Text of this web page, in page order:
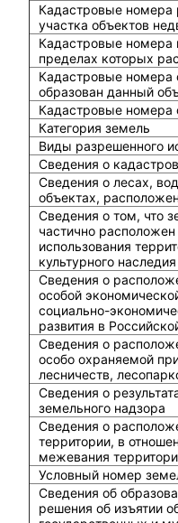
Кадастровые номера
участка объектов
Кадастровые номера
пределах которых
Кадастровые номера
образован данный
Кадастровые номера
Категория земель
Виды разрешенного
Сведения о
Cведения о лесах,
объектах,
Сведения о том, что
частично
использования
культурного наследия
Сведения о
особой
социально-
развития в
Сведения о
особо охраняемой
лесничеств,
Сведения о
земельного надзора
Сведения о
территории, в
межевания
Условный номер
Сведения об
решения об изъятии